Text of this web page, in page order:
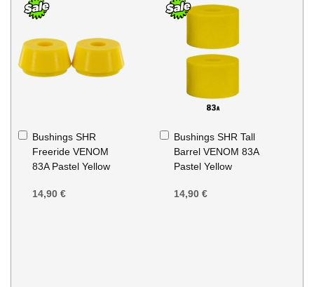
Bushings SHR
Freeride VENOM
83A Pastel Yellow
14,90 €
Ajouter
au
panier
Bushings SHR Tall
Barrel VENOM 83A
Pastel Yellow
14,90 €
Ajouter
au
panier